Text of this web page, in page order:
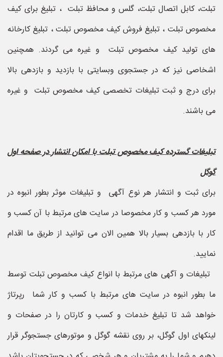
تبلت، کابل اتصال تبلت، گلس و محافظ تبلت ، تبلیغ برای کیف
مخصوص تبلت ، تبلیغ فروش کیف مخصوص تبلت ، تبلیغ کارخانه
های تولید کیف مخصوص تبلت و غیره می گردند. همچنین
اشخاصی نیز که در جستجوی وبسایتی با بازدید و بازدهی بالا
برای درج و ثبت تبلیغات تخصصی کیف مخصوص تبلت و غیره
می باشند.
تبلیغات گسترده کیف مخصوص تبلت با امکان انتشار در صفحه اول
گوگل
برای ثبت و انتشار هر نوع آگهی و تبلیغات موثر بطور انبوه در
مورد هر کسب و کار مخصوصا در سایت های مرتبط با آن کسب و
کار با بازدهی بسیار بالا همین الان می توانید از طریق ما اقدام
نمایید.
تبلیغات و آگهی های مرتبط با انواع کیف مخصوص تبلت توسط
ما بطور انبوه در سایت های مرتبط با کسب و کار شما رپرتاژ
خواهد شد تا تبلیغ خدمات و کسب و کارتان را در صفحات و
لینکهای اول گوگل، بر روی نقشه گوگل و موتورهای جستجوگر قرار